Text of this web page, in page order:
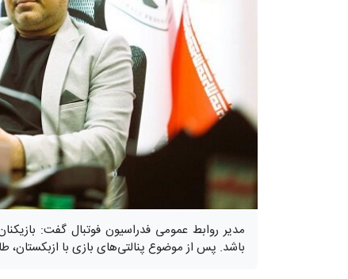
مدیر روابط عمومی فدراسیون فوتبال گفت:
باشد. پس از موضوع پنالتی‌های بازی با ازبکستان،